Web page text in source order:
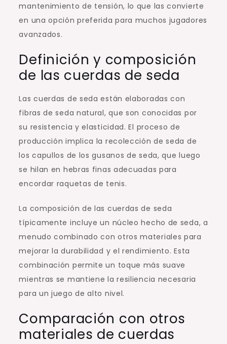
mantenimiento de tensión, lo que las convierte
en una opción preferida para muchos jugadores
avanzados.
Definición y composición
de las cuerdas de seda
Las cuerdas de seda están elaboradas con
fibras de seda natural, que son conocidas por
su resistencia y elasticidad. El proceso de
producción implica la recolección de seda de
los capullos de los gusanos de seda, que luego
se hilan en hebras finas adecuadas para
encordar raquetas de tenis.
La composición de las cuerdas de seda
típicamente incluye un núcleo hecho de seda, a
menudo combinado con otros materiales para
mejorar la durabilidad y el rendimiento. Esta
combinación permite un toque más suave
mientras se mantiene la resiliencia necesaria
para un juego de alto nivel.
Comparación con otros
materiales de cuerdas